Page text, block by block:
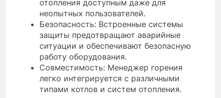
отопления доступным даже для
неопытных пользователей.
Безопасность: Встроенные системы
защиты предотвращают аварийные
ситуации и обеспечивают безопасную
работу оборудования.
Совместимость: Менеджер горения
легко интегрируется с различными
типами котлов и систем отопления.